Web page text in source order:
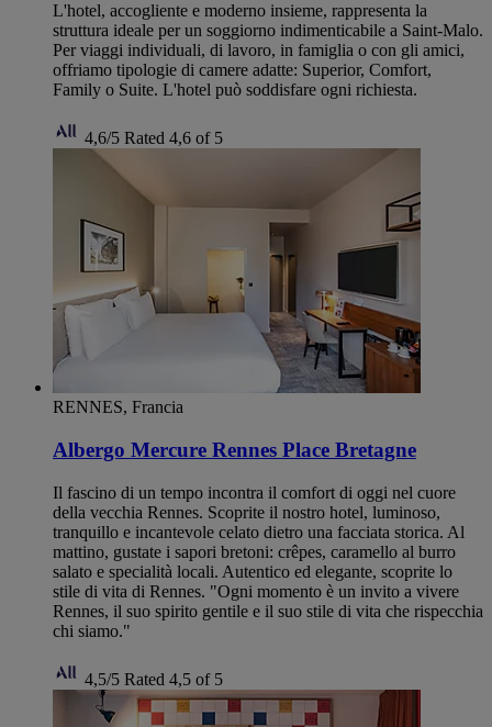
L'hotel, accogliente e moderno insieme, rappresenta la
struttura ideale per un soggiorno indimenticabile a Saint-Malo.
Per viaggi individuali, di lavoro, in famiglia o con gli amici,
offriamo tipologie di camere adatte: Superior, Comfort,
Family o Suite. L'hotel può soddisfare ogni richiesta.
4,6/5 Rated 4,6 of 5
RENNES, Francia
Albergo Mercure Rennes Place Bretagne
Il fascino di un tempo incontra il comfort di oggi nel cuore
della vecchia Rennes. Scoprite il nostro hotel, luminoso,
tranquillo e incantevole celato dietro una facciata storica. Al
mattino, gustate i sapori bretoni: crêpes, caramello al burro
salato e specialità locali. Autentico ed elegante, scoprite lo
stile di vita di Rennes. "Ogni momento è un invito a vivere
Rennes, il suo spirito gentile e il suo stile di vita che rispecchia
chi siamo."
4,5/5 Rated 4,5 of 5